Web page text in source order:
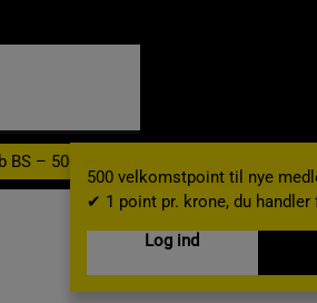
500 velkomstpoint til nye
✔ 1 point pr. krone, du handler
Log ind
BS – 500 velkomstpoint